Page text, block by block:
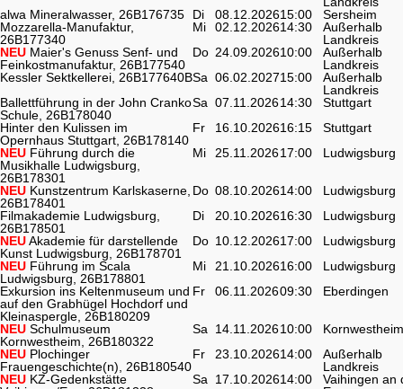
alwa Mineralwasser, 26B176735
Di 08.12.202615:00
Sersheim
Mozzarella-Manufaktur,
26B177340
Mi 02.12.202614:30
Außerhalb
Landkreis
NEU Maier's Genuss Senf- und
Feinkostmanufaktur, 26B177540
Do 24.09.202610:00
Außerhalb
Landkreis
Kessler Sektkellerei, 26B177640BSa 06.02.202715:00
Außerhalb
Landkreis
Ballettführung in der John Cranko
Schule, 26B178040
Sa 07.11.202614:30
Stuttgart
Hinter den Kulissen im
Opernhaus Stuttgart, 26B178140
Fr 16.10.202616:15
Stuttgart
NEU Führung durch die
Musikhalle Ludwigsburg,
26B178301
Mi 25.11.202617:00 Ludwigsburg
NEU Kunstzentrum Karlskaserne,
26B178401
Do 08.10.202614:00
Ludwigsburg
Filmakademie Ludwigsburg,
26B178501
Di 20.10.202616:30
Ludwigsburg
NEUAkademie für darstellende
Kunst Ludwigsburg, 26B178701
Do 10.12.202617:00
Ludwigsburg
NEU Führung im Scala
Ludwigsburg, 26B178801
Mi 21.10.202616:00
Ludwigsburg
Exkursion ins Keltenmuseum und
auf den Grabhügel Hochdorf und
Kleinaspergle, 26B180209
Fr 06.11.202609:30 Eberdingen
NEU Schulmuseum
Kornwestheim, 26B180322
Sa 14.11.202610:00
Kornwestheim
NEU Plochinger
Frauengeschichte(n), 26B180540
Fr 23.10.202614:00
Außerhalb
Landkreis
NEU KZ-Gedenkstätte
Sa 17.10.202614:00
Vaihingen an